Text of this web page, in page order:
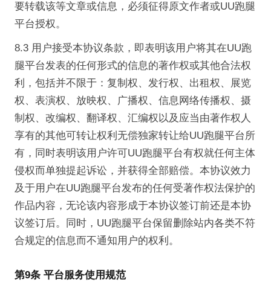
要转载该等文章或信息，必须征得原文作者或UU跑腿
平台授权。
8.3 用户接受本协议条款，即表明该用户将其在UU跑
腿平台发表的任何形式的信息的著作权或其他合法权
利，包括并不限于：复制权、发行权、出租权、展览
权、表演权、放映权、广播权、信息网络传播权、摄
制权、改编权、翻译权、汇编权以及应当由著作权人
享有的其他可转让权利无偿独家转让给UU跑腿平台所
有，同时表明该用户许可UU跑腿平台有权就任何主体
侵权而单独提起诉讼，并获得全部赔偿。本协议效力
及于用户在UU跑腿平台发布的任何受著作权法保护的
作品内容，无论该内容形成于本协议签订前还是本协
议签订后。同时，UU跑腿平台保留删除站内各类不符
合规定的信息而不通知用户的权利。
第9条 平台服务使用规范